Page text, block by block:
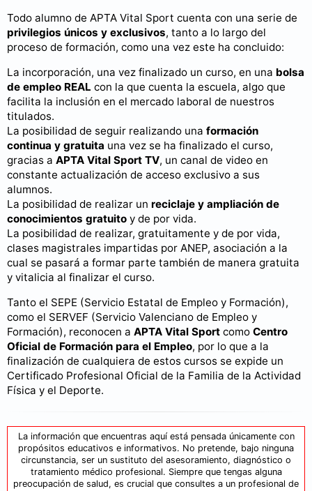
Todo alumno de APTA Vital Sport cuenta con una serie de
privilegios únicos y exclusivos, tanto a lo largo del
proceso de formación, como una vez este ha concluido:
La incorporación, una vez finalizado un curso, en una bolsa
de empleo REAL con la que cuenta la escuela, algo que
facilita la inclusión en el mercado laboral de nuestros
titulados.
La posibilidad de seguir realizando una formación
continua y gratuita una vez se ha finalizado el curso,
gracias a APTA Vital Sport TV, un canal de video en
constante actualización de acceso exclusivo a sus
alumnos.
La posibilidad de realizar un reciclaje y ampliación de
conocimientos gratuito y de por vida.
La posibilidad de realizar, gratuitamente y de por vida,
clases magistrales impartidas por ANEP, asociación a la
cual se pasará a formar parte también de manera gratuita
y vitalicia al finalizar el curso.
Tanto el SEPE (Servicio Estatal de Empleo y Formación),
como el SERVEF (Servicio Valenciano de Empleo y
Formación), reconocen a APTA Vital Sport como Centro
Oficial de Formación para el Empleo, por lo que a la
finalización de cualquiera de estos cursos se expide un
Certificado Profesional Oficial de la Familia de la Actividad
Física y el Deporte.
La información que encuentras aquí está pensada únicamente con
propósitos educativos e informativos. No pretende, bajo ninguna
circunstancia, ser un sustituto del asesoramiento, diagnóstico o
tratamiento médico profesional. Siempre que tengas alguna
preocupación de salud, es crucial que consultes a un profesional de